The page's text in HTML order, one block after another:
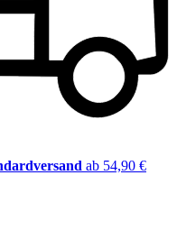
ab 54,90 €